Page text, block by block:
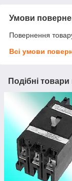
Умови
Повернення
Всі умови
Подібні товари